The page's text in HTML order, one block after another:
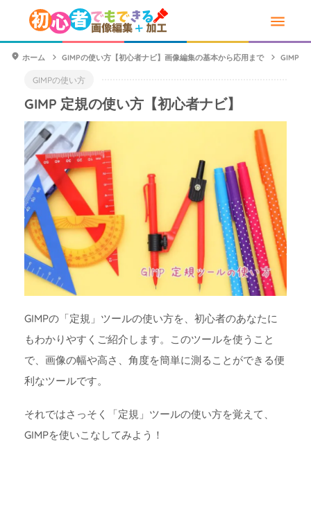
ホーム GIMPの使い方【初心者ナビ】画像編集の基本から応用まで GIMP
GIMPの使い方
GIMP 定規の使い方【初心者ナビ】
GIMPの「定規」ツールの使い方を、初心者のあなたに
もわかりやすくご紹介します。このツールを使うこと
で、画像の幅や高さ、角度を簡単に測ることができる便
利なツールです。
それではさっそく「定規」ツールの使い方を覚えて、
GIMPを使いこなしてみよう！